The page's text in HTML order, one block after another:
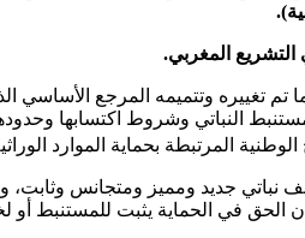
التشريع المغربي.
الملكية الصناعية كما تم تغييره
المواد من 53 إلى 72 لتأطير حقوق المستنبط
المرتبطة بحماية الموارد
إليها المغرب سنة 2006. كما نصت المادة 54 على